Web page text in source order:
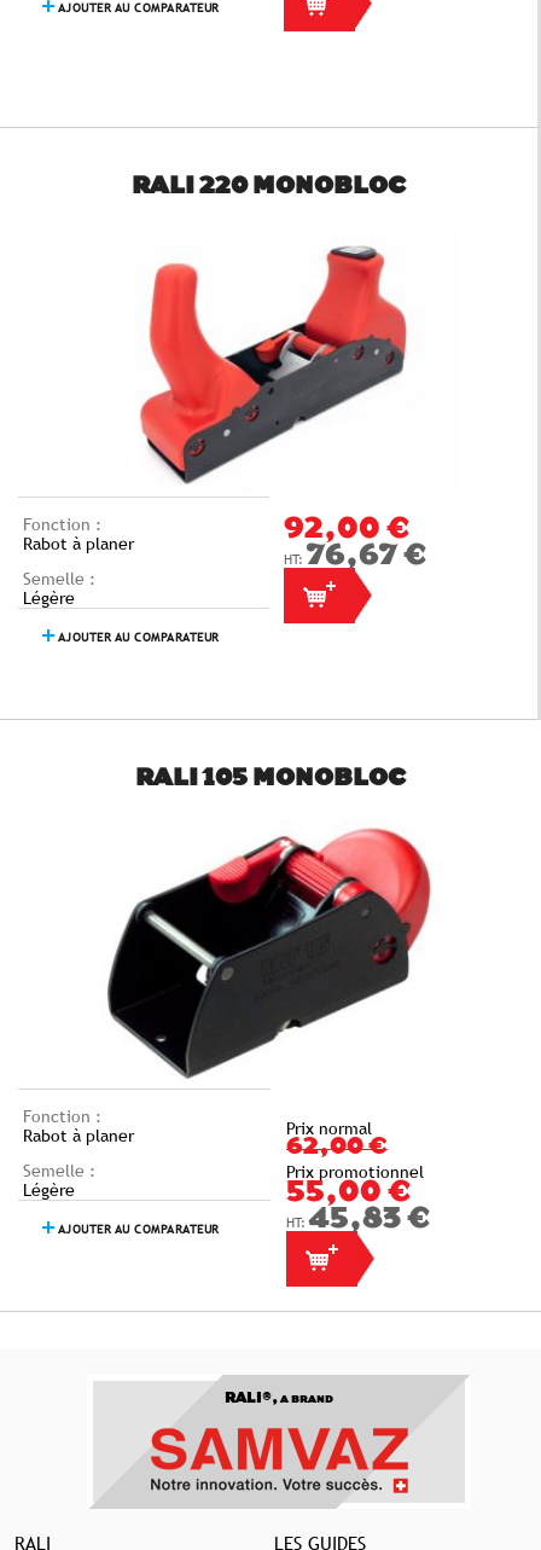
AJOUTER AU COMPARATEUR
RALI 220 MONOBLOC
Fonction :
Rabot à planer
Semelle :
Légère
AJOUTER AU COMPARATEUR
92,00 €
76,67 €
RALI 105 MONOBLOC
Fonction :
Rabot à planer
Semelle :
Légère
AJOUTER AU COMPARATEUR
Prix normal
62,00 €
Prix promotionnel
55,00 €
45,83 €
RALI®, A BRAND
RALI LES GUIDES